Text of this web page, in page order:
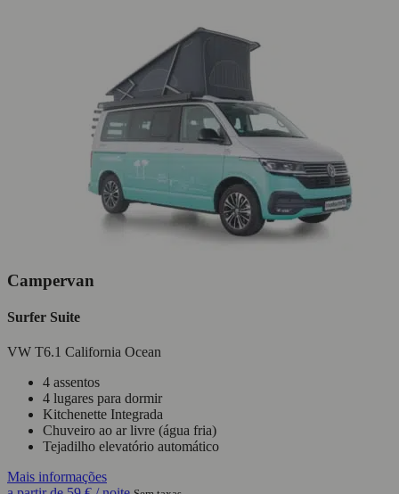
Campervan
Surfer Suite
VW T6.1 California Ocean
4 assentos
4 lugares para dormir
Kitchenette Integrada
Chuveiro ao ar livre (água fria)
Tejadilho elevatório automático
Mais informações